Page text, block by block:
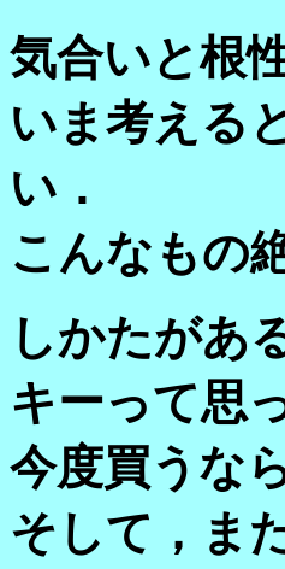
気合いと根
いま考える
い．
こんなもの
しかたがあ
キーって思
今度買うな
そして，ま